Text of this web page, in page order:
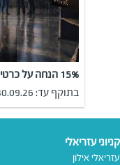
15% הנחה על כרטיס זוגי למיצג "מפה נקום"!
בתוקף עד: 30.09.26
קניוני עזריאלי
עזריאלי אילון